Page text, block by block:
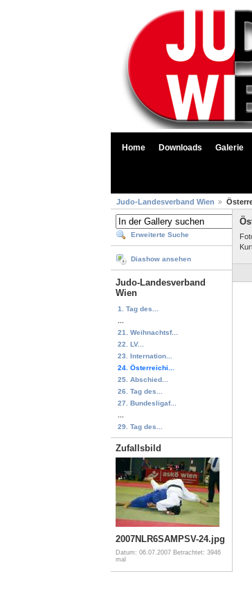
Home Downloads Galerie
Judo-Landesverband Wien
Erweiterte Suche
Diashow ansehen
Judo-Landesverband
Wien
1. Tag des...
21. Weihnachtsf...
22. LV...
23. Internation...
24. Österreichi...
25. Abschied...
26. Tag des...
27. Bundesligaf...
29. Tag des...
Zufallsbild
2007NLR6SAMPSV-24.jpg
Datum: 06.07.2007 Betrachtet: 3946
mal